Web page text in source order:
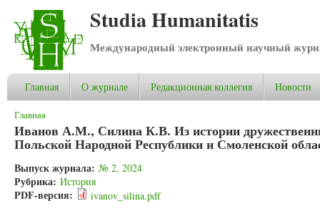
Studia Humanitatis
Международный электронный научный
Главная О журнале Редакционная коллегия Новости
Вы здесь
Главная
Иванов А.М., Силина К.В. Из истории
Польской Народной Республики и Смоленской
Выпуск журнала: № 2, 2024
Рубрика: История
PDF-версия: ivanov_silina.pdf